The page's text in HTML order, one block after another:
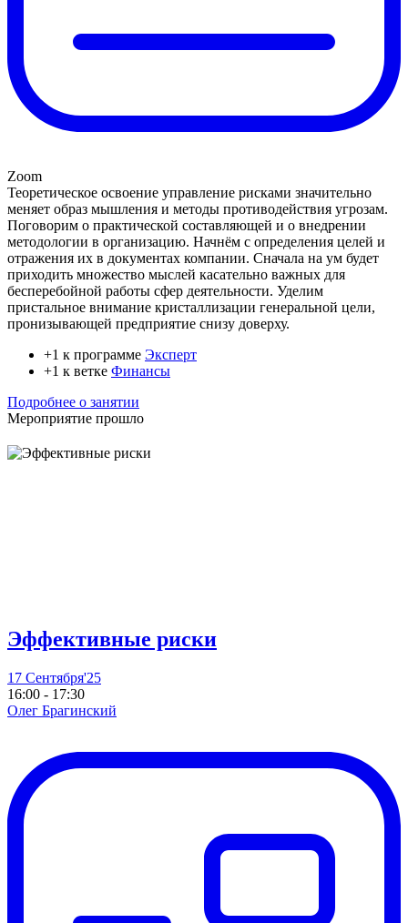
Zoom
Теоретическое освоение управление рисками значительно
меняет образ мышления и методы противодействия угрозам.
Поговорим о практической составляющей и о внедрении
методологии в организацию. Начнём с определения целей и
отражения их в документах компании. Сначала на ум будет
приходить множество мыслей касательно важных для
бесперебойной работы сфер деятельности. Уделим
пристальное внимание кристаллизации генеральной цели,
пронизывающей предприятие снизу доверху.
+1 к программе Эксперт
+1 к ветке Финансы
Подробнее о занятии
Мероприятие прошло
Эффективные риски
17 Сентября'25
16:00 - 17:30
Олег Брагинский